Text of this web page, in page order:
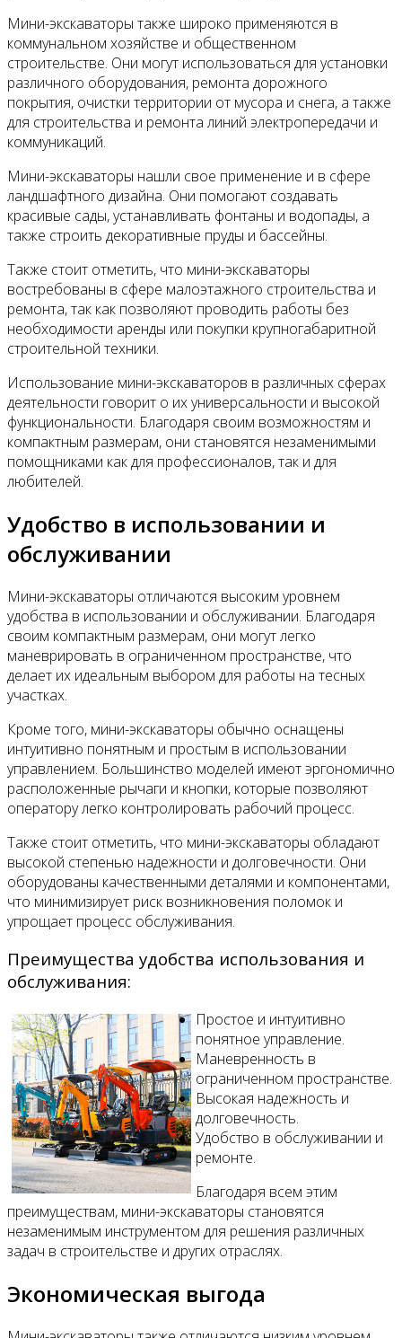
Мини-экскаваторы также широко применяются в
коммунальном хозяйстве и общественном
строительстве. Они могут использоваться для установки
различного оборудования, ремонта дорожного
покрытия, очистки территории от мусора и снега, а также
для строительства и ремонта линий электропередачи и
коммуникаций.
Мини-экскаваторы нашли свое применение и в сфере
ландшафтного дизайна. Они помогают создавать
красивые сады, устанавливать фонтаны и водопады, а
также строить декоративные пруды и бассейны.
Также стоит отметить, что мини-экскаваторы
востребованы в сфере малоэтажного строительства и
ремонта, так как позволяют проводить работы без
необходимости аренды или покупки крупногабаритной
строительной техники.
Использование мини-экскаваторов в различных сферах
деятельности говорит о их универсальности и высокой
функциональности. Благодаря своим возможностям и
компактным размерам, они становятся незаменимыми
помощниками как для профессионалов, так и для
любителей.
Удобство в использовании и
обслуживании
Мини-экскаваторы отличаются высоким уровнем
удобства в использовании и обслуживании. Благодаря
своим компактным размерам, они могут легко
маневрировать в ограниченном пространстве, что
делает их идеальным выбором для работы на тесных
участках.
Кроме того, мини-экскаваторы обычно оснащены
интуитивно понятным и простым в использовании
управлением. Большинство моделей имеют эргономично
расположенные рычаги и кнопки, которые позволяют
оператору легко контролировать рабочий процесс.
Также стоит отметить, что мини-экскаваторы обладают
высокой степенью надежности и долговечности. Они
оборудованы качественными деталями и компонентами,
что минимизирует риск возникновения поломок и
упрощает процесс обслуживания.
Преимущества удобства использования и
обслуживания:
Простое и интуитивно
понятное управление.
Маневренность в
ограниченном пространстве.
Высокая надежность и
долговечность.
Удобство в обслуживании и
ремонте.
Благодаря всем этим
преимуществам, мини-экскаваторы становятся
незаменимым инструментом для решения различных
задач в строительстве и других отраслях.
Экономическая выгода